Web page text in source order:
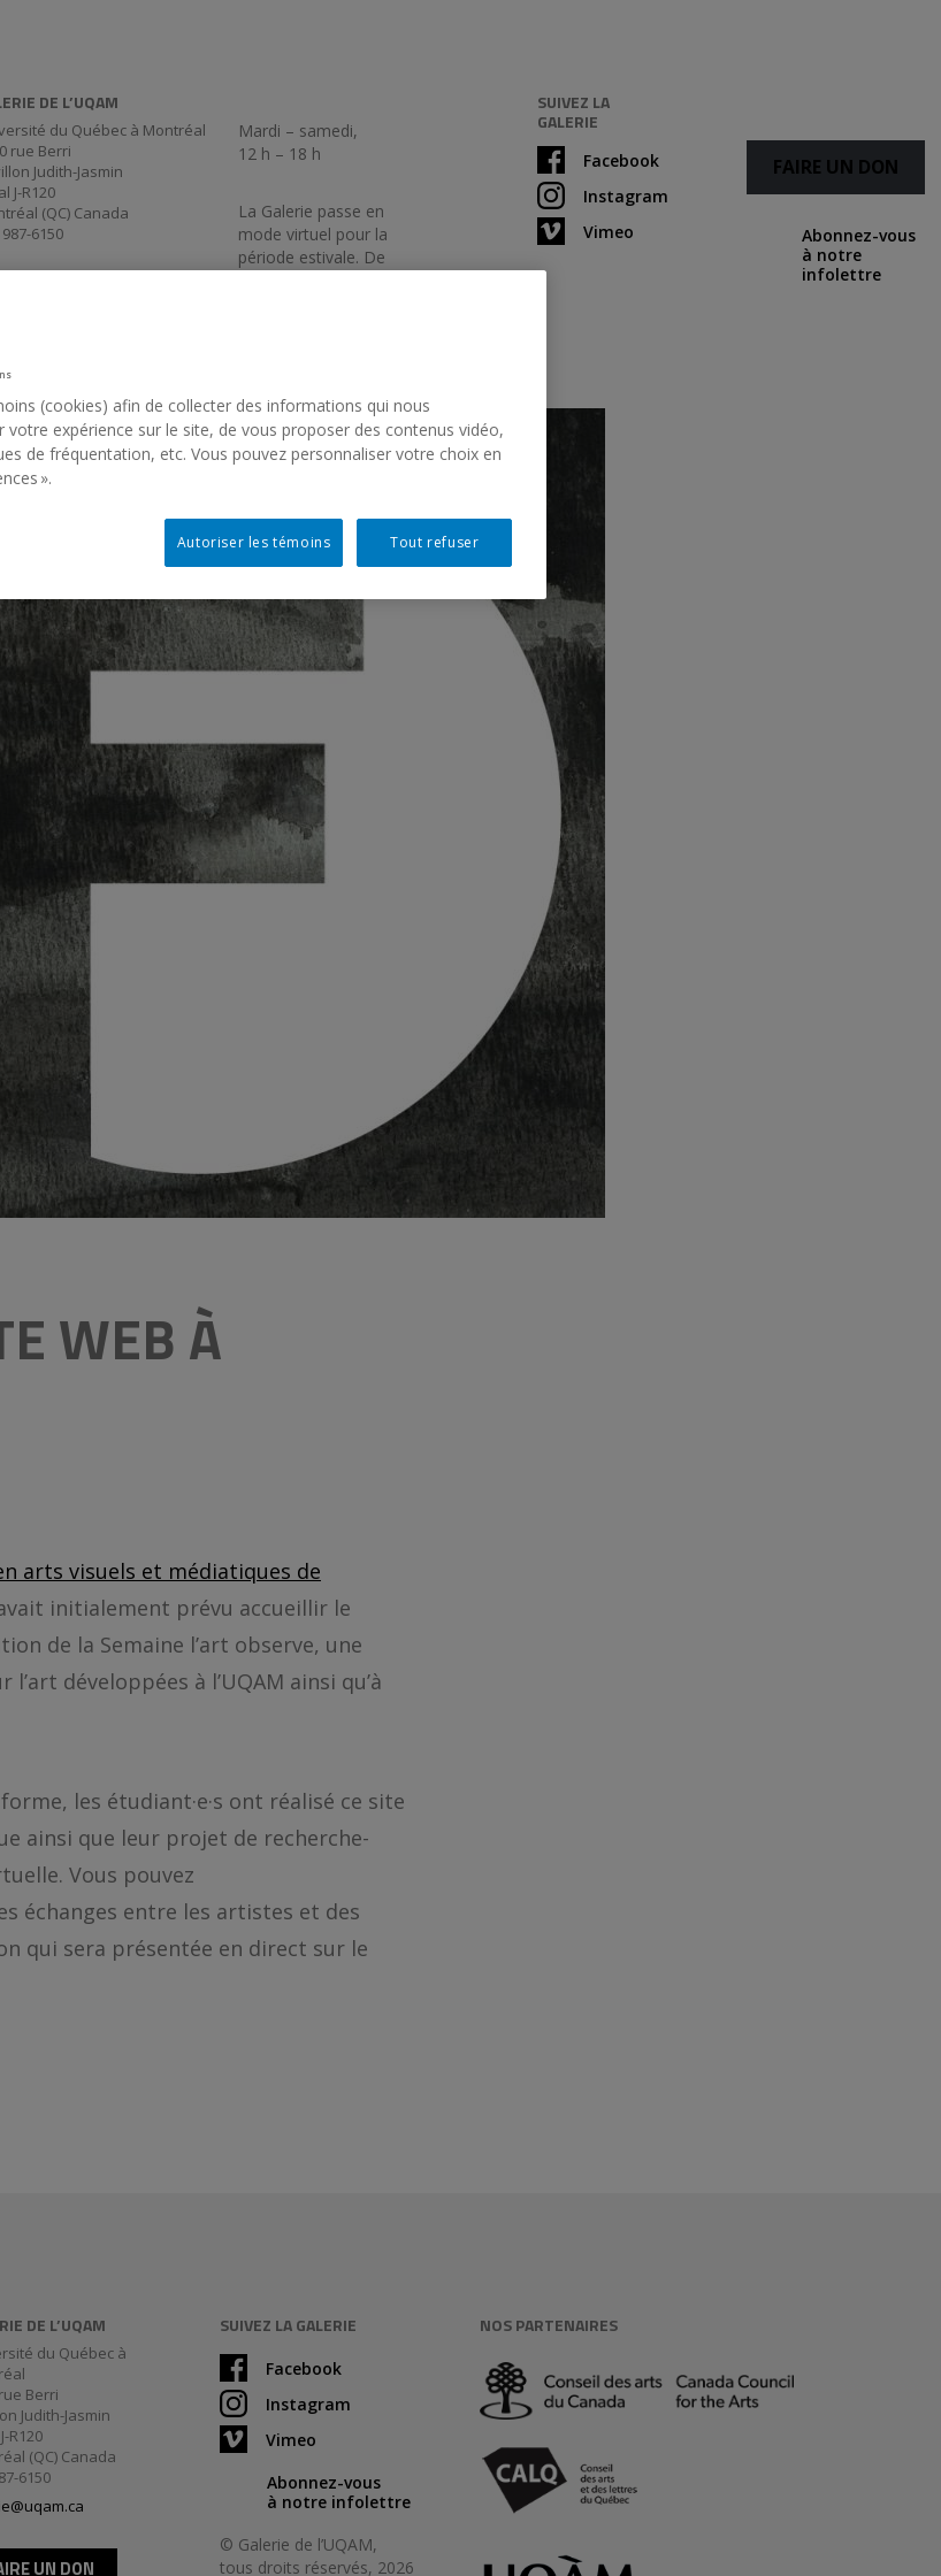
DE L’UQAM
du Québec à Montréal
rue Berri
Judith-Jasmin
J-R120
(QC) Canada
6150
Mardi – samedi,
12 h – 18 h
La Galerie passe en
mode virtuel pour la
période estivale. De
SUIVEZ LA
GALERIE
Facebook
Instagram
Vimeo
FAIRE UN DON
Abonnez-vous
à notre
infolettre
WEB À
arts visuels et médiatiques de
initialement prévu accueillir le
de la Semaine l’art observe, une
développées à l’UQAM ainsi qu’à
les étudiant·e·s ont réalisé ce site
ainsi que leur projet de recherche-
Vous pouvez
échanges entre les artistes et des
qui sera présentée en direct sur le
DE L’UQAM
du Québec à
Berri
Judith-Jasmin
R120
(QC) Canada
6150
UN DON
SUIVEZ LA GALERIE
Facebook
Instagram
Vimeo
Abonnez-vous
à notre infolettre
© Galerie de l’UQAM,
tous droits réservés, 2026
NOS PARTENAIRES
(cookies) afin de collecter des informations qui nous
votre expérience sur le site, de vous proposer des contenus vidéo,
de fréquentation, etc. Vous pouvez personnaliser votre choix en
».
Tout refuser
Autoriser les témoins